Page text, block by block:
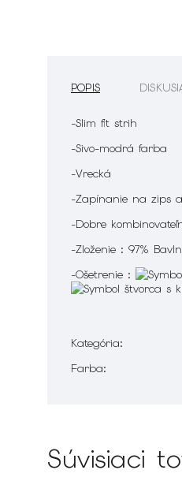
POPIS
-Slim fit strih
-Sivo-modrá farba
-Vrecká
-Zapínanie na zips
-Dobre
-Zloženie : 97%
-Ošetrenie :
Kategória:
Farba:
Súvisiaci